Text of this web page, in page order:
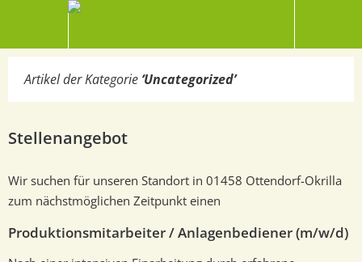
Artikel der Kategorie ‘Uncategorized’
Stellenangebot
Wir suchen für unseren Standort in 01458 Ottendorf-Okrilla
zum nächstmöglichen Zeitpunkt einen
Produktionsmitarbeiter / Anlagenbediener (m/w/d)